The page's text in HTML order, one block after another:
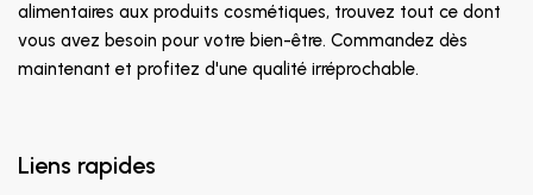
alimentaires aux produits cosmétiques, trouvez tout ce dont
vous avez besoin pour votre bien-être. Commandez dès
maintenant et profitez d'une qualité irréprochable.
Liens rapides